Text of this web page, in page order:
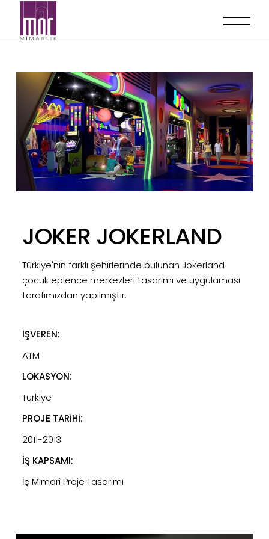
JOKER JOKERLAND
Türkiye'nin farklı şehirlerinde bulunan Jokerland
çocuk eplence merkezleri tasarımı ve uygulaması
tarafımızdan yapılmıştır.
İŞVEREN:
ATM
LOKASYON:
Türkiye
PROJE TARİHİ:
2011-2013
İŞ KAPSAMI:
İç Mimari Proje Tasarımı